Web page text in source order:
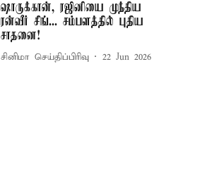
ஷாருக்கான், ரஜினியை முந்திய
ரன்வீர் சிங்... சம்பளத்தில் புதிய
சாதனை!
சினிமா செய்திப்பிரிவு 22 Jun 2026